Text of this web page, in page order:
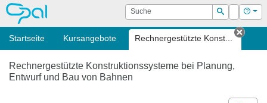
OPAL Suche
Suchen
Login Hilfe
Startseite Kursangebote Rechnergestützte Konst...
Tab
Rechnergestützte Konstruktionssysteme bei Planung,
Entwurf und Bau von Bahnen